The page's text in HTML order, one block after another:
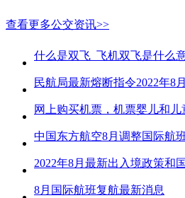
查看更多公交资讯>>
什么是双飞_飞机双飞是什么
民航局最新熔断指令2022年8月
中国东方航空8月调整国际航
2022年8月最新出入境政策和
8月国际航班复航最新消息